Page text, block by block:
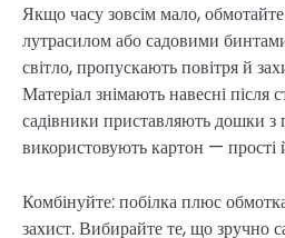
Якщо часу зовсім мало,
лутрасилом або садовими
світло, пропускають повітря й
Матеріал знімають навесні після
садівники приставляють дошки з
використовують картон — прості
Комбінуйте: побілка плюс
захист. Вибирайте те, що зручно